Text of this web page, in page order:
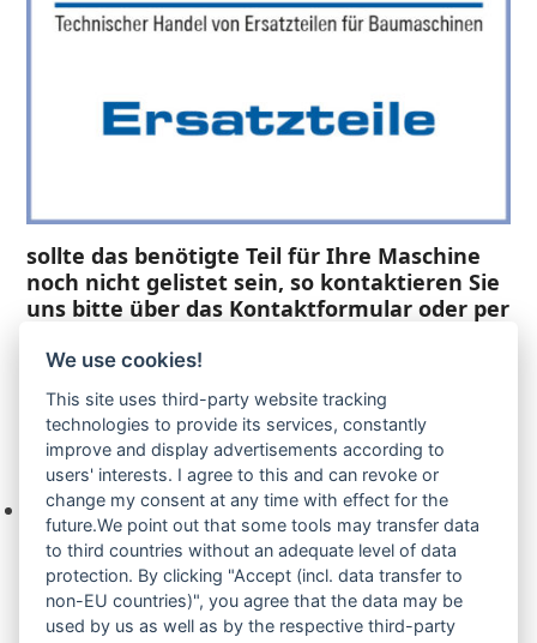
sollte das benötigte Teil für Ihre Maschine
noch nicht gelistet sein, so kontaktieren Sie
uns bitte über das Kontaktformular oder per
Ihre Anfrage
Keine Produkte in der Anfrageliste.
Produktsuche
We use cookies!
This site uses third-party website tracking
technologies to provide its services, constantly
improve and display advertisements according to
users' interests. I agree to this and can revoke or
change my consent at any time with effect for the
future.We point out that some tools may transfer data
to third countries without an adequate level of data
protection. By clicking "Accept (incl. data transfer to
non-EU countries)", you agree that the data may be
used by us as well as by the respective third-party